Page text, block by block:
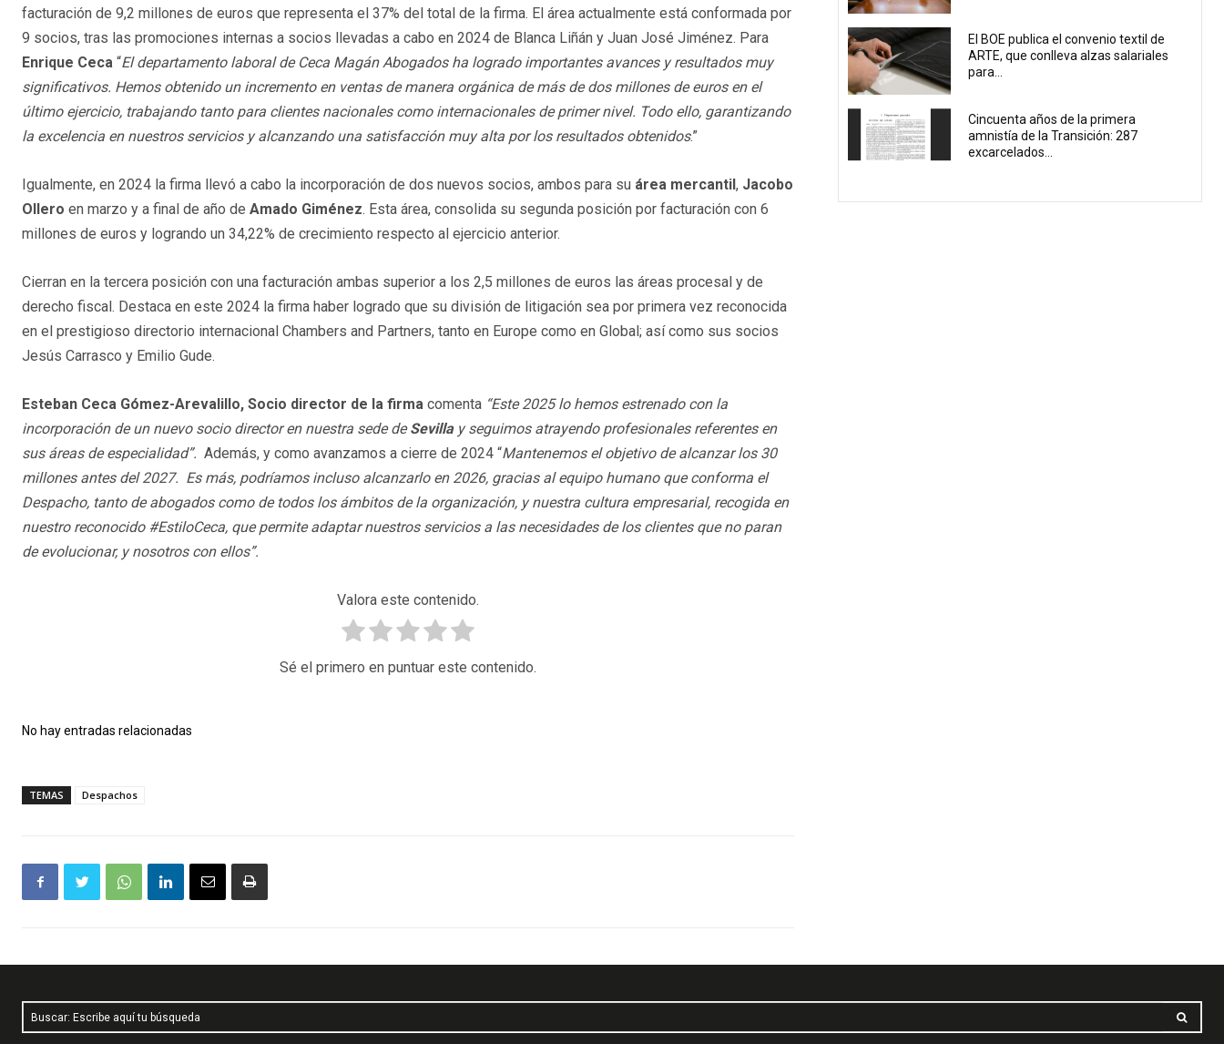
facturación de 9,2 millones de euros que representa el 37% del total de la firma. El área actualmente está conformada por
9 socios, tras las promociones internas a socios llevadas a cabo en 2024 de Blanca Liñán y Juan José Jiménez. Para
Enrique Ceca “El departamento laboral de Ceca Magán Abogados ha logrado importantes avances y resultados muy
significativos. Hemos obtenido un incremento en ventas de manera orgánica de más de dos millones de euros en el
último ejercicio, trabajando tanto para clientes nacionales como internacionales de primer nivel. Todo ello, garantizando
la excelencia en nuestros servicios y alcanzando una satisfacción muy alta por los resultados obtenidos.”
Igualmente, en 2024 la firma llevó a cabo la incorporación de dos nuevos socios, ambos para su área mercantil , Jacobo
Ollero en marzo y a final de año de Amado Giménez. Esta área, consolida su segunda posición por facturación con 6
millones de euros y logrando un 34,22% de crecimiento respecto al ejercicio anterior.
Cierran en la tercera posición con una facturación ambas superior a los 2,5 millones de euros las áreas procesal y de
derecho fiscal. Destaca en este 2024 la firma haber logrado que su división de litigación sea por primera vez reconocida
en el prestigioso directorio internacional Chambers and Partners, tanto en Europe como en Global; así como sus socios
Jesús Carrasco y Emilio Gude.
Esteban Ceca Gómez-Arevalillo, Socio director de la firma comenta “Este 2025 lo hemos estrenado con la
incorporación de un nuevo socio director en nuestra sede deSevillay seguimos atrayendo profesionales referentes en
sus áreas de especialidad”. Además, y como avanzamos a cierre de 2024 “Mantenemos el objetivo de alcanzar los 30
millones antes del 2027. Es más, podríamos incluso alcanzarlo en 2026, gracias al equipo humano que conforma el
Despacho, tanto de abogados como de todos los ámbitos de la organización, y nuestra cultura empresarial, recogida en
nuestro reconocido #EstiloCeca, que permite adaptar nuestros servicios a las necesidades de los clientes que no paran
de evolucionar, y nosotros con ellos”.
Valora este contenido.
Sé el primero en puntuar este contenido.
No hay entradas relacionadas
TEMAS Despachos
El BOE publica el convenio textil de
ARTE, que conlleva alzas salariales
para...
Cincuenta años de la primera
amnistía de la Transición: 287
excarcelados...
Buscar: Escribe aquí tu búsqueda